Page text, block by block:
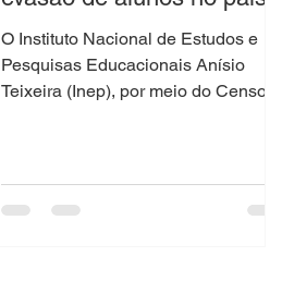
O Instituto Nacional de Estudos e
Pesquisas Educacionais Anísio
Teixeira (Inep), por meio do Censo da